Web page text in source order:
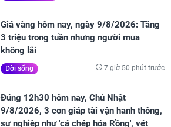
Giá vàng hôm nay, ngày 9/8/2026: Tăng
3 triệu trong tuần nhưng người mua
không lãi
Đời sống 7 giờ 50 phút trước
Đúng 12h30 hôm nay, Chủ Nhật
9/8/2026, 3 con giáp tài vận hanh thông,
sự nghiệp như 'cá chép hóa Rồng', vét